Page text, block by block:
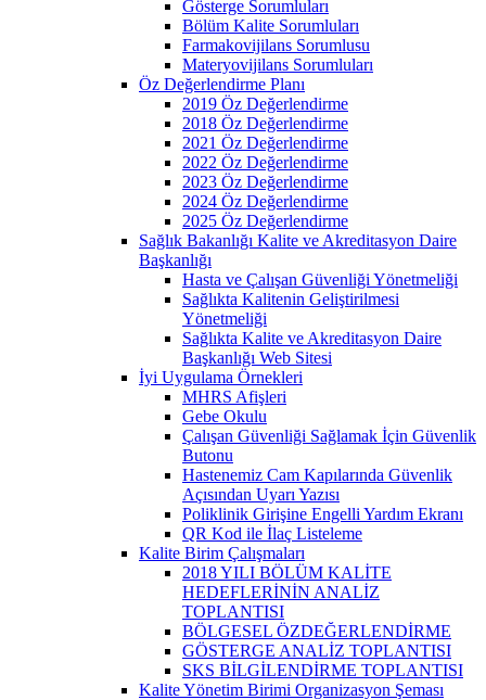
Gösterge Sorumluları
Bölüm Kalite Sorumluları
Farmakovijilans Sorumlusu
Materyovijilans Sorumluları
Öz Değerlendirme Planı
2019 Öz Değerlendirme
2018 Öz Değerlendirme
2021 Öz Değerlendirme
2022 Öz Değerlendirme
2023 Öz Değerlendirme
2024 Öz Değerlendirme
2025 Öz Değerlendirme
Sağlık Bakanlığı Kalite ve Akreditasyon Daire
Başkanlığı
Hasta ve Çalışan Güvenliği Yönetmeliği
Sağlıkta Kalitenin Geliştirilmesi
Yönetmeliği
Sağlıkta Kalite ve Akreditasyon Daire
Başkanlığı Web Sitesi
İyi Uygulama Örnekleri
MHRS Afişleri
Gebe Okulu
Çalışan Güvenliği Sağlamak İçin Güvenlik
Butonu
Hastenemiz Cam Kapılarında Güvenlik
Açısından Uyarı Yazısı
Poliklinik Girişine Engelli Yardım Ekranı
QR Kod ile İlaç Listeleme
Kalite Birim Çalışmaları
2018 YILI BÖLÜM KALİTE
HEDEFLERİNİN ANALİZ
TOPLANTISI
BÖLGESEL ÖZDEĞERLENDİRME
GÖSTERGE ANALİZ TOPLANTISI
SKS BİLGİLENDİRME TOPLANTISI
Kalite Yönetim Birimi Organizasyon Şeması